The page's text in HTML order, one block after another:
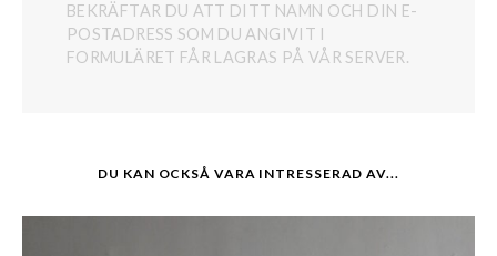
BEKRÄFTAR DU ATT DITT NAMN OCH DIN E-
POSTADRESS SOM DU ANGIVIT I
FORMULÄRET FÅR LAGRAS PÅ VÅR SERVER.
DU KAN OCKSÅ VARA INTRESSERAD AV...